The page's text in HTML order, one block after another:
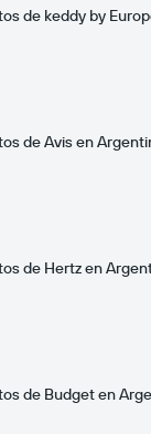
de keddy by
de Avis en
de Hertz en
de Budget en